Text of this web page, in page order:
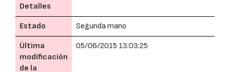
Detalles
Estado Segunda mano
Última
modificación
de la
05/06/2015 13:03:25